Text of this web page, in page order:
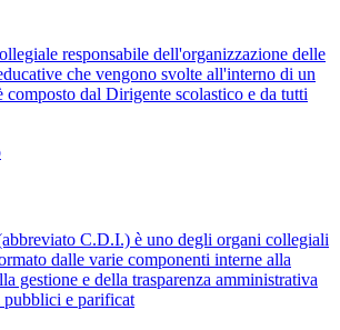
responsabile dell'organizzazione delle
che vengono svolte all'interno di un
composto dal Dirigente scolastico e da tutti
C.D.I.) è uno degli organi collegiali
dalle varie componenti interne alla
gestione e della trasparenza amministrativa
e parificat